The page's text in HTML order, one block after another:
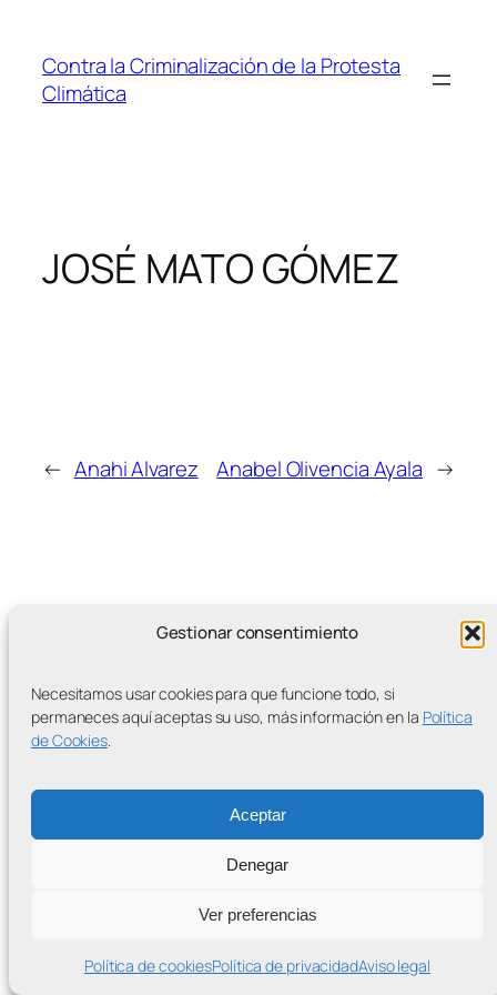
Gestionar consentimiento
Necesitamos usar cookies para que funcione todo, si
permaneces aquí aceptas su uso, más información en la Política
de Cookies.
Aceptar
Denegar
Ver preferencias
Política de cookiesPolítica de privacidadAviso legal
contenido
Contra la Criminalización de la Protesta
Climática
JOSÉ MATO GÓMEZ
← Anahi Alvarez Anabel Olivencia Ayala →
MÁS ENTRADAS
Contra la Criminalización de la Protesta Climática
Proudly powered byWordPress